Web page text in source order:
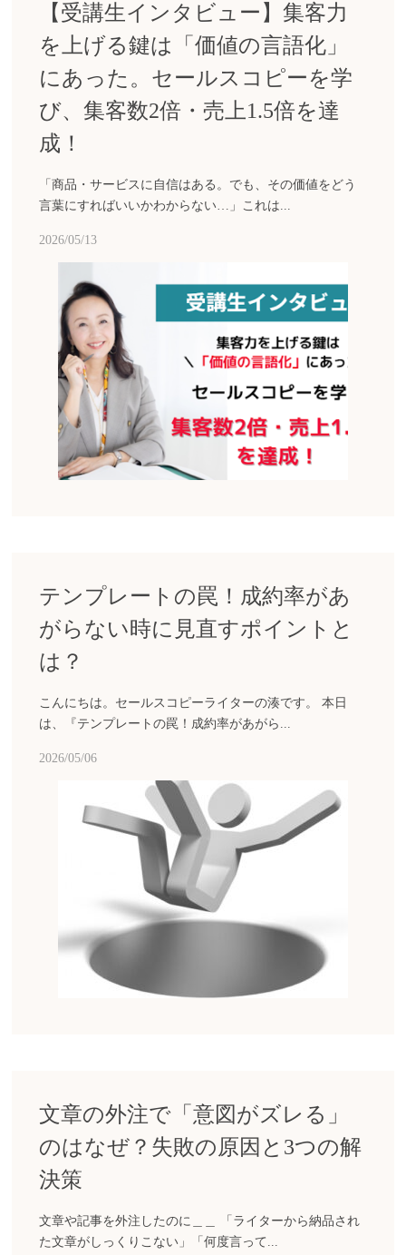
【受講生インタビュー】集客力
を上げる鍵は「価値の言語化」
にあった。セールスコピーを学
び、集客数2倍・売上1.5倍を達
成！
「商品・サービスに自信はある。でも、その価値をどう
言葉にすればいいかわからない…」これは...
2026/05/13
テンプレートの罠！成約率があ
がらない時に見直すポイントと
は？
こんにちは。セールスコピーライターの湊です。 本日
は、『テンプレートの罠！成約率があがら...
2026/05/06
文章の外注で「意図がズレる」
のはなぜ？失敗の原因と3つの解
決策
文章や記事を外注したのに＿＿ 「ライターから納品され
た文章がしっくりこない」「何度言って...